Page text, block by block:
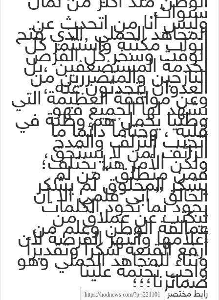
سنوات.
وليس أنا من اتحدث عن
المجاهد الحملي ,الذي فتح
ابواب مكتبة واستثمر كل
الوقت وسخر كل الفرص
لخدمة المستضعفين ،بل
النازحين والمتضررين من
العدوان يتحدثون عنه ،
وعن مواقفة العظيمة التي
يشهد لها الجميع فهو
وطنيا يحمل هم وطنة في
قلبة ، وختاماً دائما ما
أتجنب التزلف والمدح
الزائف لمن لا يستحق،
ولكن الأمر هنا يختلف؛
فمن منطلق “من لم
يشكر المخلوق لم يشكر
الخالق” أبى قلمي الا أن
يجود بما تجود الكلمات
ليكتب عن عملاق من
عمالقة الوطن وعلم من
أعلامها وأنتهز الفرصة لأن
أرفع القبعة شكراً وتقديراً
وثناء للمجاهد الحملي وهو
واجب تحتمه علينا
ضمائرنا؛؛؛
رابط مختصر